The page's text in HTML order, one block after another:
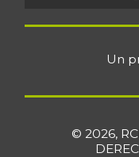
Un
© 2026,